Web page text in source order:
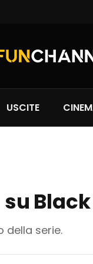
USCITE
della serie.